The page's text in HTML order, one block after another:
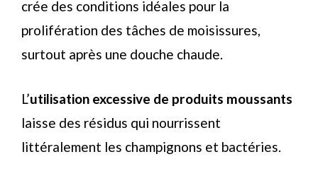
crée des conditions idéales pour la
prolifération des tâches de moisissures,
surtout après une douche chaude.
L’utilisation excessive de produits moussants
laisse des résidus qui nourrissent
littéralement les champignons et bactéries.